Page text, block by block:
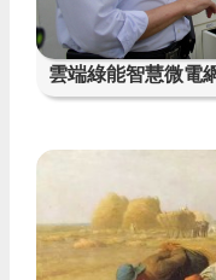
雲端綠能智慧微電